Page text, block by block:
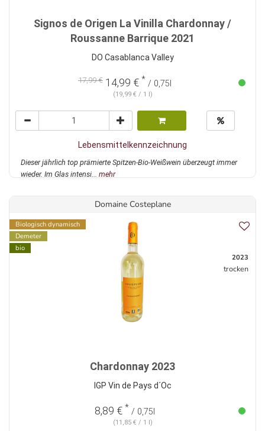
Signos de Origen La Vinilla Chardonnay /
Roussanne Barrique 2021
DO Casablanca Valley
17,99 € 14,99 € * / 0,75l
(19,99 € / 1 l)
Lebensmittelkennzeichnung
Dieser jährlich top prämierte Spitzen-Bio-Weißwein überzeugt immer
wieder. Im Glas intensi... mehr
Domaine Costeplane
Biologisch dynamisch
Demeter
bio
2023
trocken
Chardonnay 2023
IGP Vin de Pays d´Oc
8,89 € * / 0,75l
(11,85 € / 1 l)